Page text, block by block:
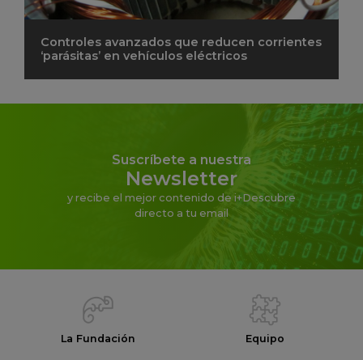
Controles avanzados que reducen corrientes
‘parásitas’ en vehículos eléctricos
Suscríbete a nuestra
Newsletter
y recibe el mejor contenido de i+Descubre
directo a tu email
La Fundación Equipo